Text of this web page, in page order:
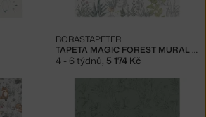
TAPETA MAGIC FOREST MURAL 7481
BORASTAPETER
4 - 6 týdnů, 5 174 Kč